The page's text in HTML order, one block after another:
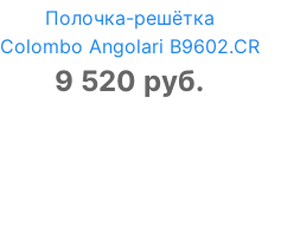
Полочка-решётка
Colombo Angolari B9602.CR
9 520 руб.